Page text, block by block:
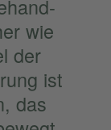
wie
der
ist
das